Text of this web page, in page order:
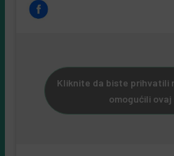
Kliknite da biste prihvatili
omogućili ovaj